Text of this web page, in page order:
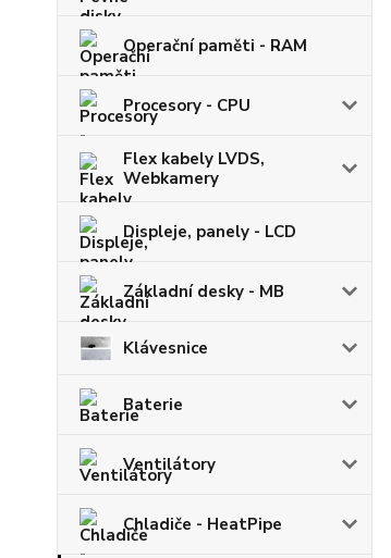
Operační paměti - RAM
Procesory - CPU
Flex kabely LVDS,
Webkamery
Displeje, panely - LCD
Základní desky - MB
Klávesnice
Baterie
Ventilátory
Chladiče - HeatPipe